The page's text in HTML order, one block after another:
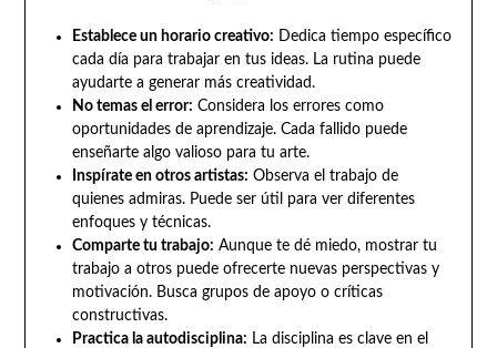
Establece un horario creativo: Dedica tiempo específico
cada día para trabajar en tus ideas. La rutina puede
ayudarte a generar más creatividad.
No temas el error: Considera los errores como
oportunidades de aprendizaje. Cada fallido puede
enseñarte algo valioso para tu arte.
Inspírate en otros artistas: Observa el trabajo de
quienes admiras. Puede ser útil para ver diferentes
enfoques y técnicas.
Comparte tu trabajo: Aunque te dé miedo, mostrar tu
trabajo a otros puede ofrecerte nuevas perspectivas y
motivación. Busca grupos de apoyo o críticas
constructivas.
Practica la autodisciplina: La disciplina es clave en el